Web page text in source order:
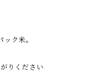
ク米。
りください